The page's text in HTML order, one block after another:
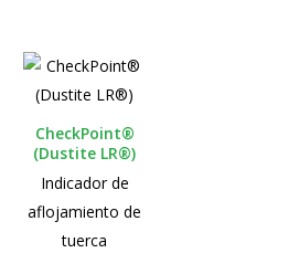
CheckPoint®
(Dustite LR®)
Indicador de
aflojamiento de
tuerca